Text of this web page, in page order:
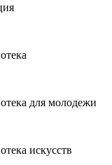
для молодежи
искусств